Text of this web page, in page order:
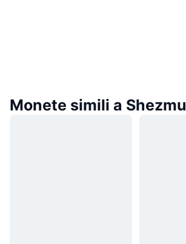
Monete simili a Shezmu